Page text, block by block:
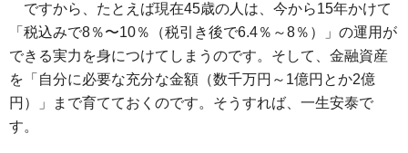
ですから、たとえば現在45歳の人は、今から15年かけて
「税込みで8％〜10％（税引き後で6.4％～8％）」の運用が
できる実力を身につけてしまうのです。そして、金融資産
を「自分に必要な充分な金額（数千万円～1億円とか2億
円）」まで育てておくのです。そうすれば、一生安泰で
す。